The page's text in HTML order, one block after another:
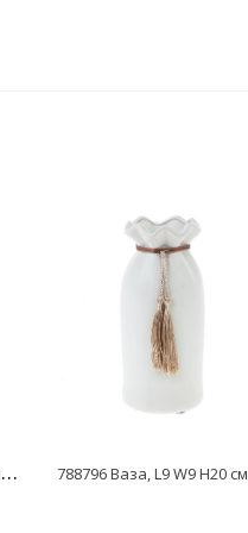
7
95597 Ваза, L13,5 W13,5 H20 см 788796 Ваза, L9 W9 H20 см